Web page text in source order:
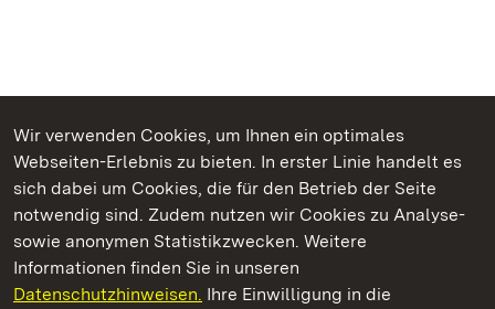
Wir verwenden Cookies, um Ihnen ein optimales
Webseiten-Erlebnis zu bieten. In erster Linie handelt es
sich dabei um Cookies, die für den Betrieb der Seite
notwendig sind. Zudem nutzen wir Cookies zu Analyse-
sowie anonymen Statistikzwecken. Weitere
Informationen finden Sie in unseren
Datenschutzhinweisen. Ihre Einwilligung in die
Kommen. Staunen. Genießen.
Schloss Solitude